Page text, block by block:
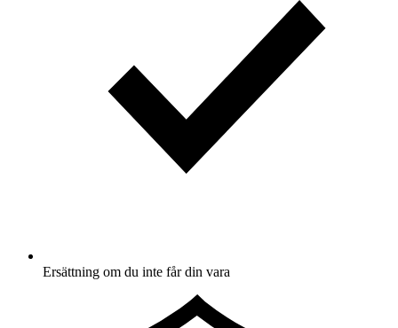
Ersättning om du inte får din vara